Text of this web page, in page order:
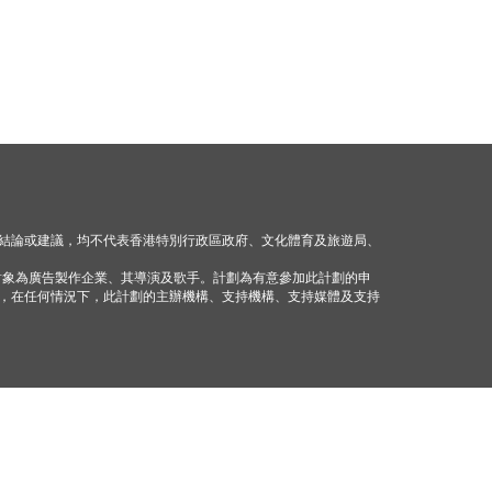
或建議，均不代表香港特別行政區政府、文化體育及旅遊局、
為廣告製作企業、其導演及歌手。計劃為有意參加此計劃的申
任何情況下，此計劃的主辦機構、支持機構、支持媒體及支持